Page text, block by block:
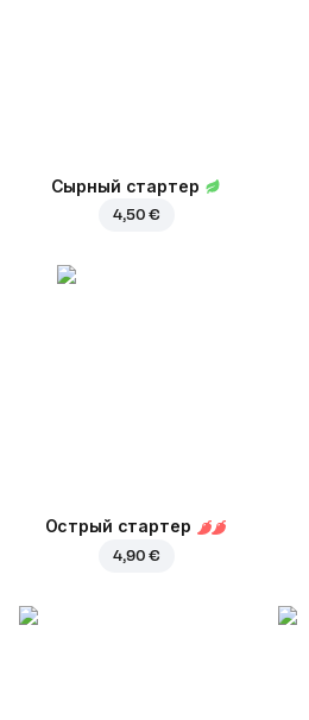
Сырный стартер
4,50 €
Острый стартер
4,90 €